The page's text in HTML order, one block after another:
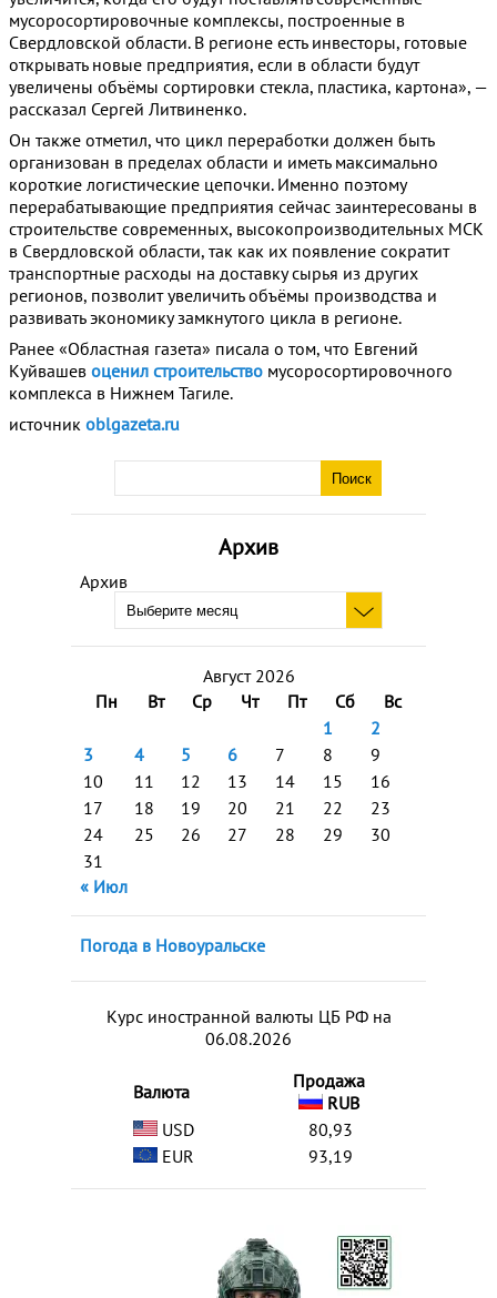
Архив
Архив
Август 2026
Пн
Вт Ср Чт Пт Сб
Вс
1
2
3
4 5 6 7 8
9
10
11 12 13 14 15
16
17
18 19 20 21 22
23
24
25 26 27 28 29
30
31
« Июл
Погода в Новоуральске
Курс иностранной валюты ЦБ РФ на
06.08.2026
Валюта
Продажа
RUB
USD
80,93
EUR
93,19
мусоросортировочные комплексы, построенные в
Свердловской области. В регионе есть инвесторы, готовые
открывать новые предприятия, если в области будут
увеличены объёмы сортировки стекла, пластика, картона», —
рассказал Сергей Литвиненко.
Он также отметил, что цикл переработки должен быть
организован в пределах области и иметь максимально
короткие логистические цепочки. Именно поэтому
перерабатывающие предприятия сейчас заинтересованы в
строительстве современных, высокопроизводительных МСК
в Свердловской области, так как их появление сократит
транспортные расходы на доставку сырья из других
регионов, позволит увеличить объёмы производства и
развивать экономику замкнутого цикла в регионе.
Ранее «Областная газета» писала о том, что Евгений
Куйвашев оценил строительство мусоросортировочного
комплекса в Нижнем Тагиле.
источник oblgazeta.ru